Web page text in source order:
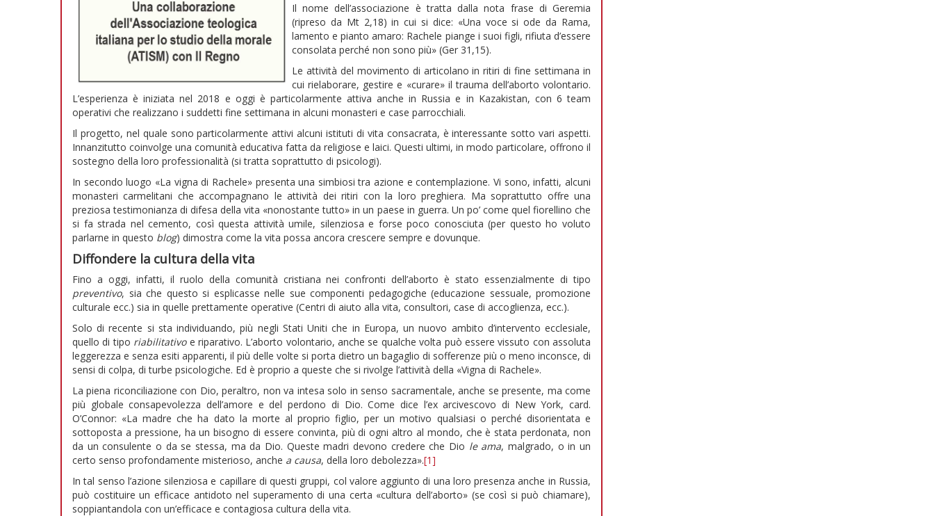
Il nome dell’associazione è tratta dalla nota frase di Geremia
(ripreso da Mt 2,18) in cui si dice: «Una voce si ode da Rama,
lamento e pianto amaro: Rachele piange i suoi figli, rifiuta d’essere
consolata perché non sono più» (Ger 31,15).
Le attività del movimento di articolano in ritiri di fine settimana in
cui rielaborare, gestire e «curare» il trauma dell’aborto volontario.
L’esperienza è iniziata nel 2018 e oggi è particolarmente attiva anche in Russia e in Kazakistan, con 6 team
operativi che realizzano i suddetti fine settimana in alcuni monasteri e case parrocchiali.
Il progetto, nel quale sono particolarmente attivi alcuni istituti di vita consacrata, è interessante sotto vari aspetti.
Innanzitutto coinvolge una comunità educativa fatta da religiose e laici. Questi ultimi, in modo particolare, offrono il
sostegno della loro professionalità (si tratta soprattutto di psicologi).
In secondo luogo «La vigna di Rachele» presenta una simbiosi tra azione e contemplazione. Vi sono, infatti, alcuni
monasteri carmelitani che accompagnano le attività dei ritiri con la loro preghiera. Ma soprattutto offre una
preziosa testimonianza di difesa della vita «nonostante tutto» in un paese in guerra. Un po’ come quel fiorellino che
si fa strada nel cemento, così questa attività umile, silenziosa e forse poco conosciuta (per questo ho voluto
parlarne in questo blog) dimostra come la vita possa ancora crescere sempre e dovunque.
Diffondere la cultura della vita
Fino a oggi, infatti, il ruolo della comunità cristiana nei confronti dell’aborto è stato essenzialmente di tipo
preventivo, sia che questo si esplicasse nelle sue componenti pedagogiche (educazione sessuale, promozione
culturale ecc.) sia in quelle prettamente operative (Centri di aiuto alla vita, consultori, case di accoglienza, ecc.).
Solo di recente si sta individuando, più negli Stati Uniti che in Europa, un nuovo ambito d’intervento ecclesiale,
quello di tipo riabilitativo e riparativo. L’aborto volontario, anche se qualche volta può essere vissuto con assoluta
leggerezza e senza esiti apparenti, il più delle volte si porta dietro un bagaglio di sofferenze più o meno inconsce, di
sensi di colpa, di turbe psicologiche. Ed è proprio a queste che si rivolge l’attività della «Vigna di Rachele».
La piena riconciliazione con Dio, peraltro, non va intesa solo in senso sacramentale, anche se presente, ma come
più globale consapevolezza dell’amore e del perdono di Dio. Come dice l’ex arcivescovo di New York, card.
O’Connor: «La madre che ha dato la morte al proprio figlio, per un motivo qualsiasi o perché disorientata e
sottoposta a pressione, ha un bisogno di essere convinta, più di ogni altro al mondo, che è stata perdonata, non
da un consulente o da se stessa, ma da Dio. Queste madri devono credere che Dio le ama, malgrado, o in un
certo senso profondamente misterioso, anche a causa, della loro debolezza».[1]
In tal senso l’azione silenziosa e capillare di questi gruppi, col valore aggiunto di una loro presenza anche in Russia,
può costituire un efficace antidoto nel superamento di una certa «cultura dell’aborto» (se così si può chiamare),
soppiantandola con un’efficace e contagiosa cultura della vita.